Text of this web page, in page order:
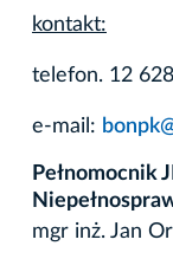
kontakt:
telefon. 12
e-mail:
Pełnomocnik
mgr inż. Jan